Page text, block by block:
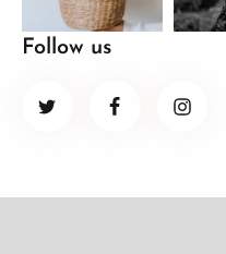
Follow us